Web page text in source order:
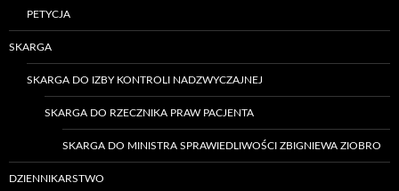
PETYCJA
SKARGA
SKARGA DO IZBY KONTROLI NADZWYCZAJNEJ
SKARGA DO RZECZNIKA PRAW PACJENTA
SKARGA DO MINISTRA SPRAWIEDLIWOŚCI ZBIGNIEWA ZIOBRO
DZIENNIKARSTWO